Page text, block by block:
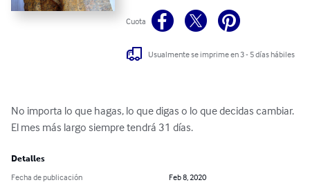
Cuota
Usualmente se imprime en 3 - 5 días hábiles
No importa lo que hagas, lo que digas o lo que decidas cambiar.
El mes más largo siempre tendrá 31 días.
Detalles
Fecha de publicación
Feb 8, 2020